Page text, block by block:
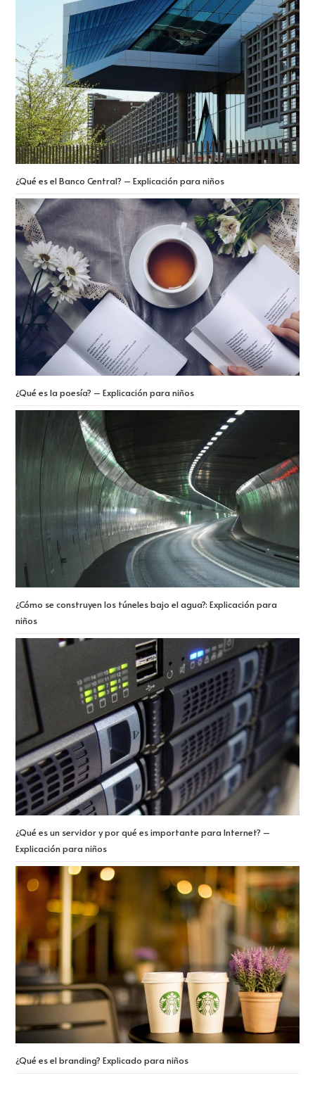
¿Qué es el Banco Central? – Explicación para niños
¿Qué es la poesía? – Explicación para niños
¿Cómo se construyen los túneles bajo el agua?: Explicación para
niños
¿Qué es un servidor y por qué es importante para Internet? –
Explicación para niños
¿Qué es el branding? Explicado para niños